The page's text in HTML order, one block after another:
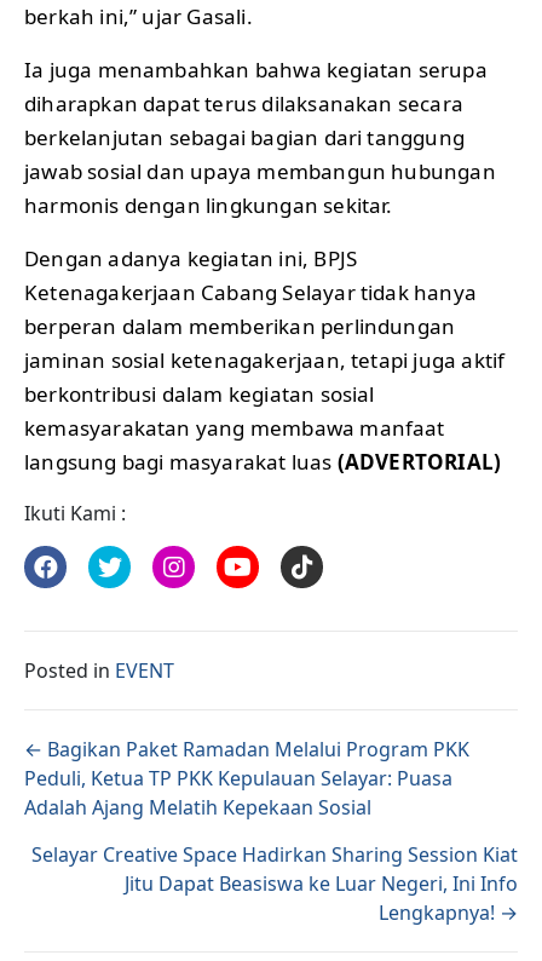
berkah ini,” ujar Gasali.
Ia juga menambahkan bahwa kegiatan serupa
diharapkan dapat terus dilaksanakan secara
berkelanjutan sebagai bagian dari tanggung
jawab sosial dan upaya membangun hubungan
harmonis dengan lingkungan sekitar.
Dengan adanya kegiatan ini, BPJS
Ketenagakerjaan Cabang Selayar tidak hanya
berperan dalam memberikan perlindungan
jaminan sosial ketenagakerjaan, tetapi juga aktif
berkontribusi dalam kegiatan sosial
kemasyarakatan yang membawa manfaat
langsung bagi masyarakat luas (ADVERTORIAL)
Ikuti Kami :
Posted in EVENT
Posts navigation
← Bagikan Paket Ramadan Melalui Program PKK
Peduli, Ketua TP PKK Kepulauan Selayar: Puasa
Adalah Ajang Melatih Kepekaan Sosial
Selayar Creative Space Hadirkan Sharing Session Kiat
Jitu Dapat Beasiswa ke Luar Negeri, Ini Info
Lengkapnya! →